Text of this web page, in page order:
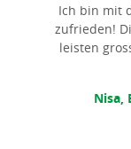
Ich bin mit
zufrieden!
leisten
Nisa,